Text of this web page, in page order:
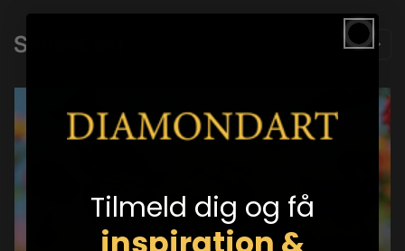
Senest set
Tilmeld dig og få